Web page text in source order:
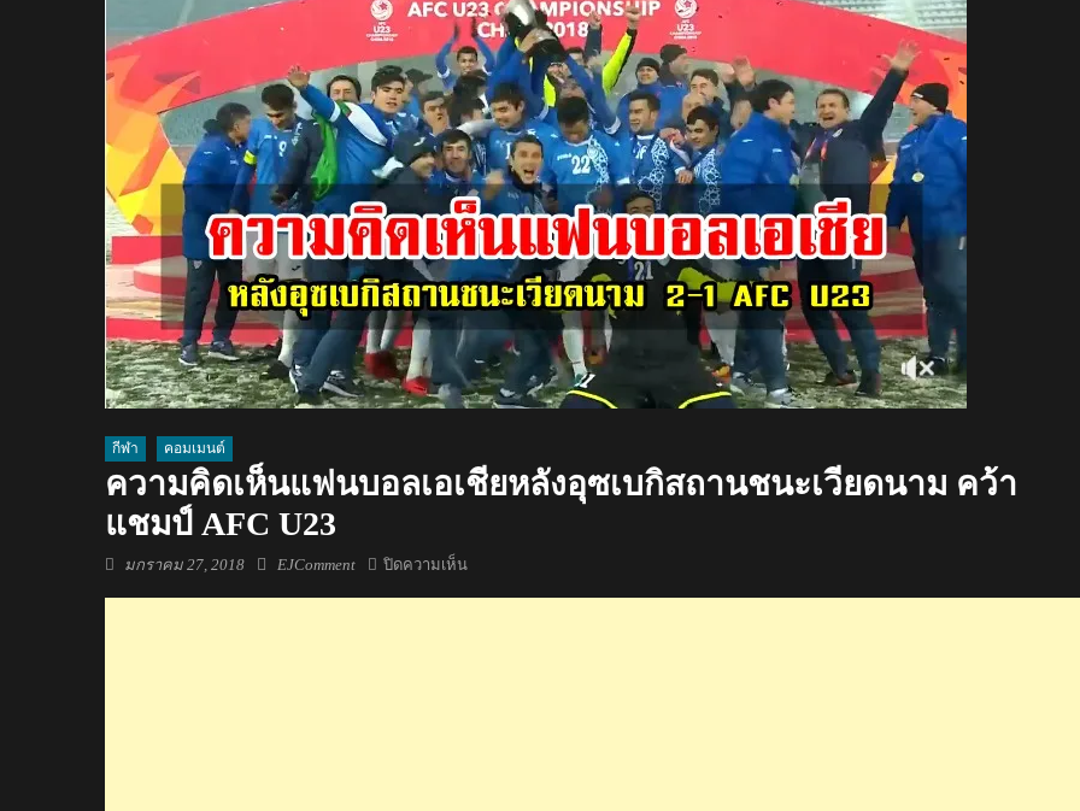
กีฬา คอมเมนต์
ความคิดเห็นแฟนบอลเอเชียหลังอุซเบกิสถานชนะเวียดนาม คว้า
แชมป์ AFC U23
Posted
มกราคม 27, 2018 Author
EJComment ปิดความเห็น